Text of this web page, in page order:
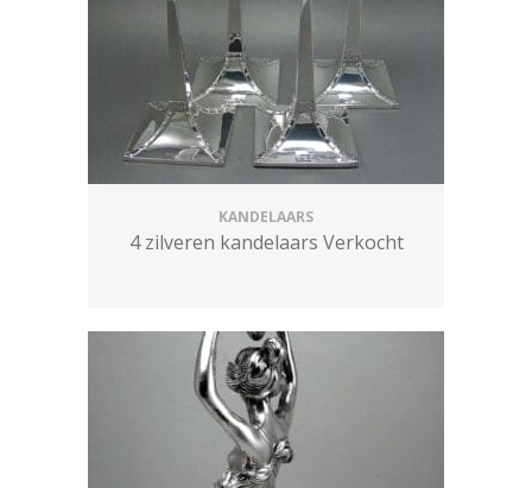
KANDELAARS
4 zilveren kandelaars Verkocht